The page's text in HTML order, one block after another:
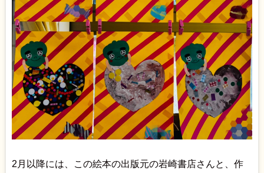
2月以降には、この絵本の出版元の岩崎書店さんと、作